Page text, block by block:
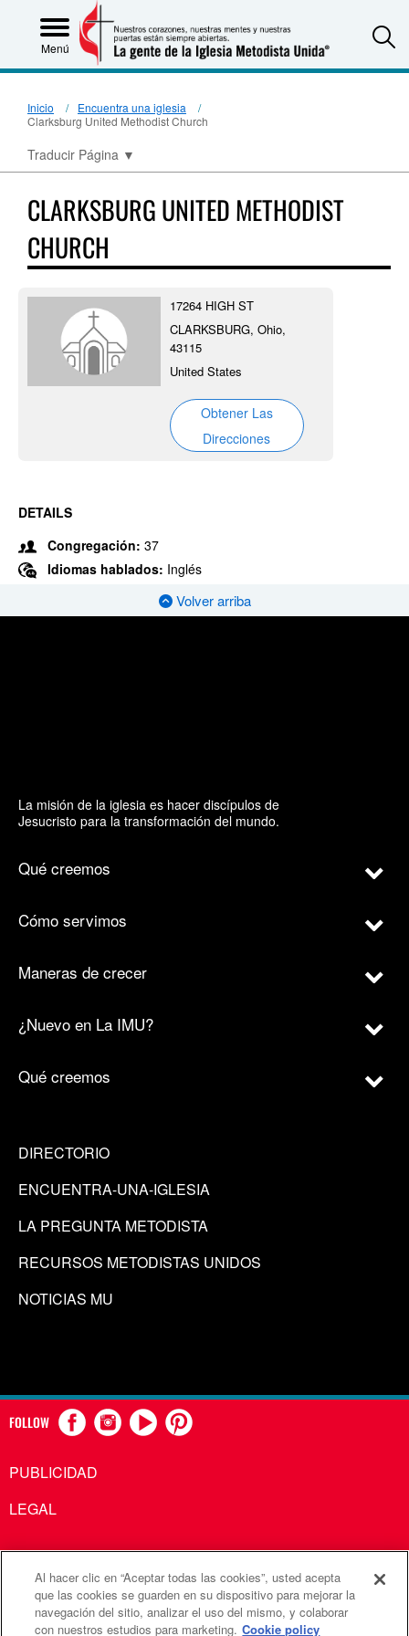
Menú
Inicio
Encuentra una iglesia
Clarksburg United Methodist Church
Traducir Página ▼
CLARKSBURG UNITED METHODIST
CHURCH
17264 HIGH ST
CLARKSBURG, Ohio,
43115
United States
Obtener Las
Direcciones
DETAILS
Congregación: 37
Idiomas hablados: Inglés
Volver arriba
La misión de la iglesia es hacer discípulos de
Jesucristo para la transformación del mundo.
Qué creemos
Cómo servimos
Maneras de crecer
¿Nuevo en La IMU?
Qué creemos
DIRECTORIO
ENCUENTRA-UNA-IGLESIA
LA PREGUNTA METODISTA
RECURSOS METODISTAS UNIDOS
NOTICIAS MU
FOLLOW
PUBLICIDAD
LEGAL
Comunicaciones Metodistas Unidas es una agencia de la
Iglesia Metodista Unida
Al hacer clic en “Aceptar todas las cookies”, usted acepta
que las cookies se guarden en su dispositivo para mejorar la
navegación del sitio, analizar el uso del mismo, y colaborar
con nuestros estudios para marketing. Cookie policy